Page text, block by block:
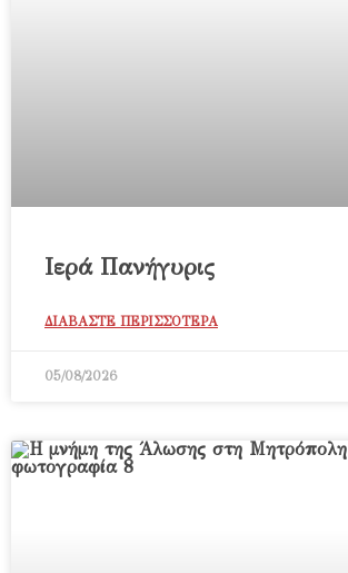
Ιερά Πανήγυρις
ΔΙΑΒΑΣΤΕ ΠΕΡΙΣΣΟΤΕΡΑ
05/08/2026